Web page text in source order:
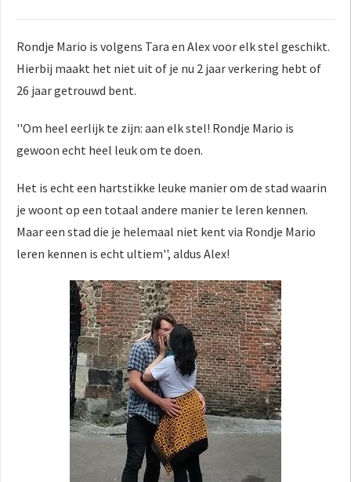
Rondje Mario is volgens Tara en Alex voor elk stel geschikt.
Hierbij maakt het niet uit of je nu 2 jaar verkering hebt of
26 jaar getrouwd bent.
''Om heel eerlijk te zijn: aan elk stel! Rondje Mario is
gewoon echt heel leuk om te doen.
Het is echt een hartstikke leuke manier om de stad waarin
je woont op een totaal andere manier te leren kennen.
Maar een stad die je helemaal niet kent via Rondje Mario
leren kennen is echt ultiem'', aldus Alex!